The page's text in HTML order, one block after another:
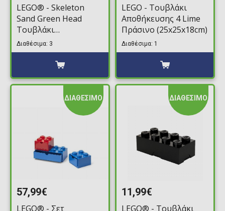
LEGO® - Skeleton
Sand Green Head
Τουβλάκι
Αποθήκευσης (27cm)
Διαθέσιμα: 3
LEGO - Τουβλάκι
Αποθήκευσης 4 Lime
Πράσινο (25x25x18cm)
Διαθέσιμα: 1
ΔΙΑΘΕΣΙΜΟ
57,99€
LEGO® - Σετ
ΔΙΑΘΕΣΙΜΟ
11,99€
LEGO® - Τουβλάκι